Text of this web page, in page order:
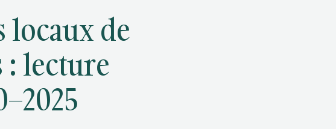
locaux de
: lecture